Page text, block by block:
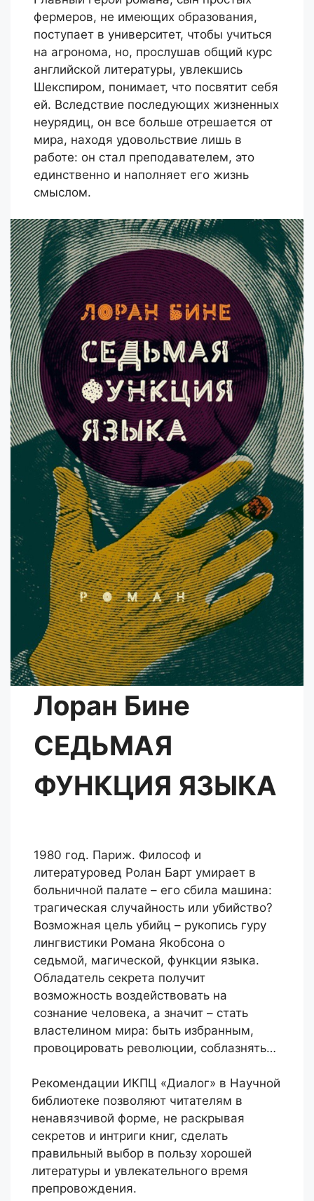
фермеров, не имеющих образования,
поступает в университет, чтобы учиться
на агронома, но, прослушав общий курс
английской литературы, увлекшись
Шекспиром, понимает, что посвятит себя
ей. Вследствие последующих жизненных
неурядиц, он все больше отрешается от
мира, находя удовольствие лишь в
работе: он стал преподавателем, это
единственно и наполняет его жизнь
смыслом.
Лоран Бине
СЕДЬМАЯ
ФУНКЦИЯ ЯЗЫКА
1980 год. Париж. Философ и
литературовед Ролан Барт умирает в
больничной палате – его сбила машина:
трагическая случайность или убийство?
Возможная цель убийц – рукопись гуру
лингвистики Романа Якобсона о
седьмой, магической, функции языка.
Обладатель секрета получит
возможность воздействовать на
сознание человека, а значит – стать
властелином мира: быть избранным,
провоцировать революции, соблазнять…
Рекомендации ИКПЦ «Диалог» в Научной
библиотеке позволяют читателям в
ненавязчивой форме, не раскрывая
секретов и интриги книг, сделать
правильный выбор в пользу хорошей
литературы и увлекательного время
препровождения.